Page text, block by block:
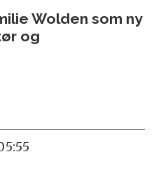
Wolden som ny
og